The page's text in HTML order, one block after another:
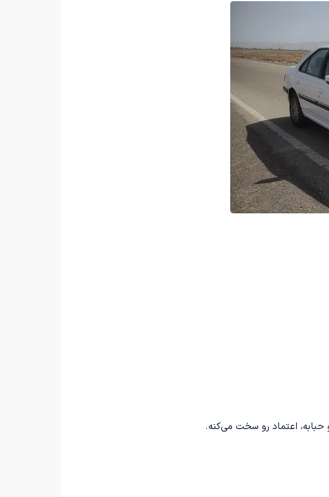
حبابه، اعتماد رو سخت می‌کنه.